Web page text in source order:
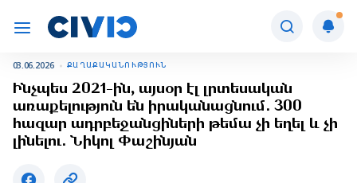
03.06.2026 ՔԱՂԱՔԱԿԱՆՈՒԹՅՈՒՆ
Ինչպես 2021-ին, այսօր էլ լրտեսական
առաքելություն են իրականացնում․ 300
հազար ադրբեջանցիների թեմա չի եղել և չի
լինելու․ Նիկոլ Փաշինյան